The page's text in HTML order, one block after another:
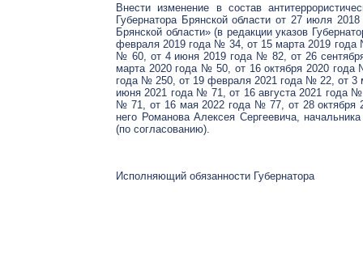
Внести изменение в состав
Губернатора Брянской области от 27 июля
Брянской области» (в редакции указов
февраля 2019 года № 34, от 15 марта 2019
№ 60, от 4 июня 2019 года № 82, от 26
марта 2020 года № 50, от 16 октября 2020
года № 250, от 19 февраля 2021 года № 22, от
июня 2021 года № 71, от 16 августа 2021 года
№ 71, от 16 мая 2022 года № 77, от 28
него Романова Алексея Сергеевича,
(по согласованию).
Исполняющий обязанности Губернатора